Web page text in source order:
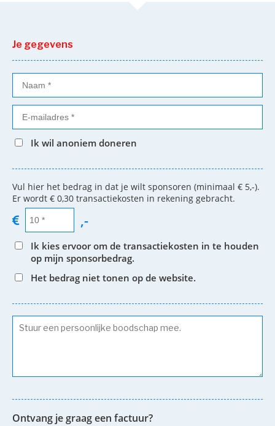
Je gegevens
Ik wil anoniem doneren
Vul hier het bedrag in dat je wilt sponsoren (minimaal € 5,-).
Er wordt € 0,30 transactiekosten in rekening gebracht.
,-
Ik kies ervoor om de transactiekosten in te houden
op mijn sponsorbedrag.
Het bedrag niet tonen op de website.
Ontvang je graag een factuur?